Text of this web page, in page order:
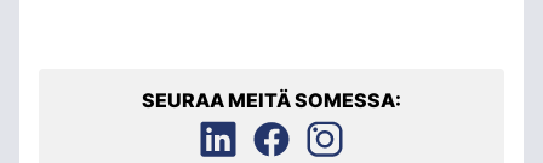
SEURAA MEITÄ SOMESSA: